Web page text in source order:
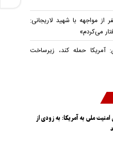
از مواجهه با شهید لاریجانی:
می‌کردم»
آمریکا حمله کند، زیرساخت
ملی به آمریکا: به زودی از